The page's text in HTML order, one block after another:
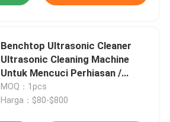
Benchtop Ultrasonic Cleaner
Ultrasonic Cleaning Machine
Untuk Mencuci Perhiasan /
Watch
MOQ：1pcs
Harga：$80-$800